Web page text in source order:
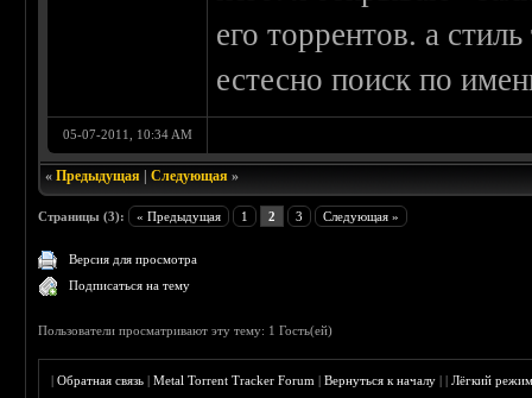
его торрентов. а
естесно поиск по
05-07-2011, 10:34 AM
«Предыдущая |Следующая »
Страницы (3): « Предыдущая 1 2 3 Следующая »
Версия для просмотра
Подписаться на тему
Пользователи просматривают эту тему: 1 Гость(ей)
|Обратная связь |Metal Torrent Tracker Forum |Вернуться к началу ||Лёгкий